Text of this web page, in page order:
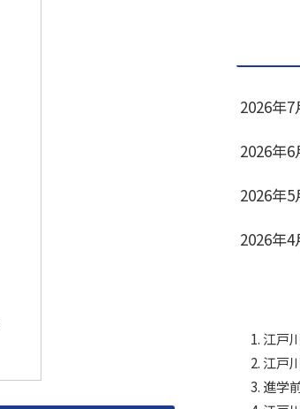
2026年7
2026年6
2026年5
2026年4
江戸
江戸
進学